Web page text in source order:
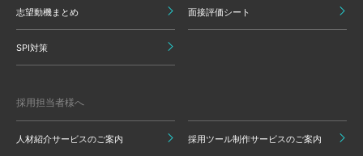
志望動機まとめ 面接評価シート
SPI対策
採用担当者様へ
人材紹介サービスのご案内 採用ツール制作サービスのご案内